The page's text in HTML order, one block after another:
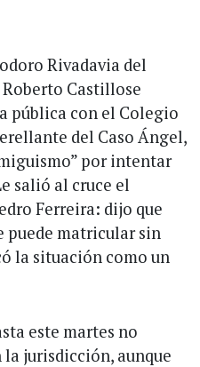
Rivadavia del
Castillose
pública con el Colegio
del Caso Ángel,
por intentar
salió al cruce el
Ferreira: dijo que
puede matricular sin
la situación como un
este martes no
jurisdicción, aunque